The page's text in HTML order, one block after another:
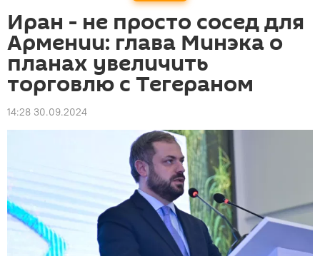
Иран - не просто сосед для
Армении: глава Минэка о
планах увеличить
торговлю с Тегераном
14:28 30.09.2024